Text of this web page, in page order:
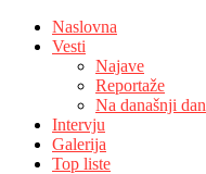
Naslovna
Vesti
Najave
Reportaže
Na današnji dan
Intervju
Galerija
Top liste